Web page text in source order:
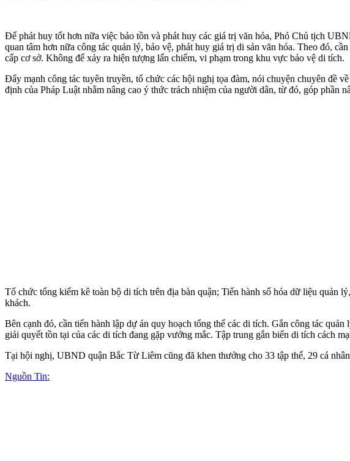
Để phát huy tốt hơn nữa việc bảo tồn và phát huy các giá trị văn hóa, Phó Chủ tịch
quan tâm hơn nữa công tác quản lý, bảo vệ, phát huy giá trị di sản văn hóa. Theo đó,
cấp cơ sở. Không để xảy ra hiện tượng lấn chiếm, vi phạm trong khu vực bảo vệ di tích.
Đẩy mạnh công tác tuyên truyền, tổ chức các hội nghị tọa đàm, nói chuyện chuyên đề
định của Pháp Luật nhằm nâng cao ý thức trách nhiệm của người dân, từ đó, góp phần
Tổ chức tổng kiểm kê toàn bộ di tích trên địa bàn quận; Tiến hành số hóa dữ liệu
khách.
Bên cạnh đó, cần tiến hành lập dự án quy hoạch tổng thể các di tích. Gắn công tác
giải quyết tồn tại của các di tích đang gặp vướng mắc. Tập trung gắn biển di tích cách
Tại hội nghị, UBND quận Bắc Từ Liêm cũng đã khen thưởng cho 33 tập thể, 29 cá
Nguồn Tin: